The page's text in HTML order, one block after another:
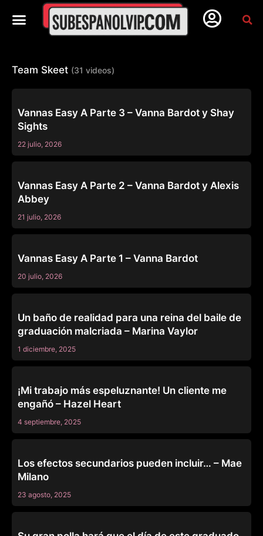
Team Skeet (31 videos)
Vannas Easy A Parte 3 – Vanna Bardot y Shay
Sights
22 julio, 2026
Vannas Easy A Parte 2 – Vanna Bardot y Alexis
Abbey
21 julio, 2026
Vannas Easy A Parte 1 – Vanna Bardot
20 julio, 2026
Un baño de realidad para una reina del baile de
graduación malcriada – Marina Vaylor
1 diciembre, 2025
¡Mi trabajo más espeluznante! Un cliente me
engañó – Hazel Heart
4 septiembre, 2025
Los efectos secundarios pueden incluir… – Mae
Milano
23 agosto, 2025